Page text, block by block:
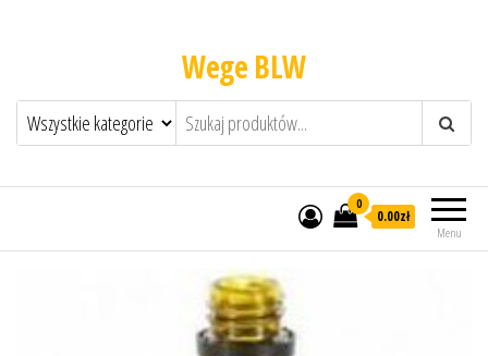
Wege BLW
Menu
0
0.00zł